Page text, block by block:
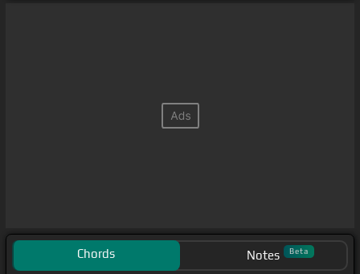
Chords Notes Beta